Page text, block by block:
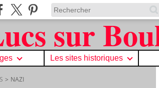
Les sites historiques
> NAZI